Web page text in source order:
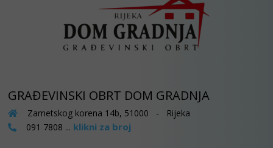
GRAĐEVINSKI OBRT DOM GRADNJA
Zametskog korena 14b, 51000 - Rijeka
091 7808 ... klikni za broj